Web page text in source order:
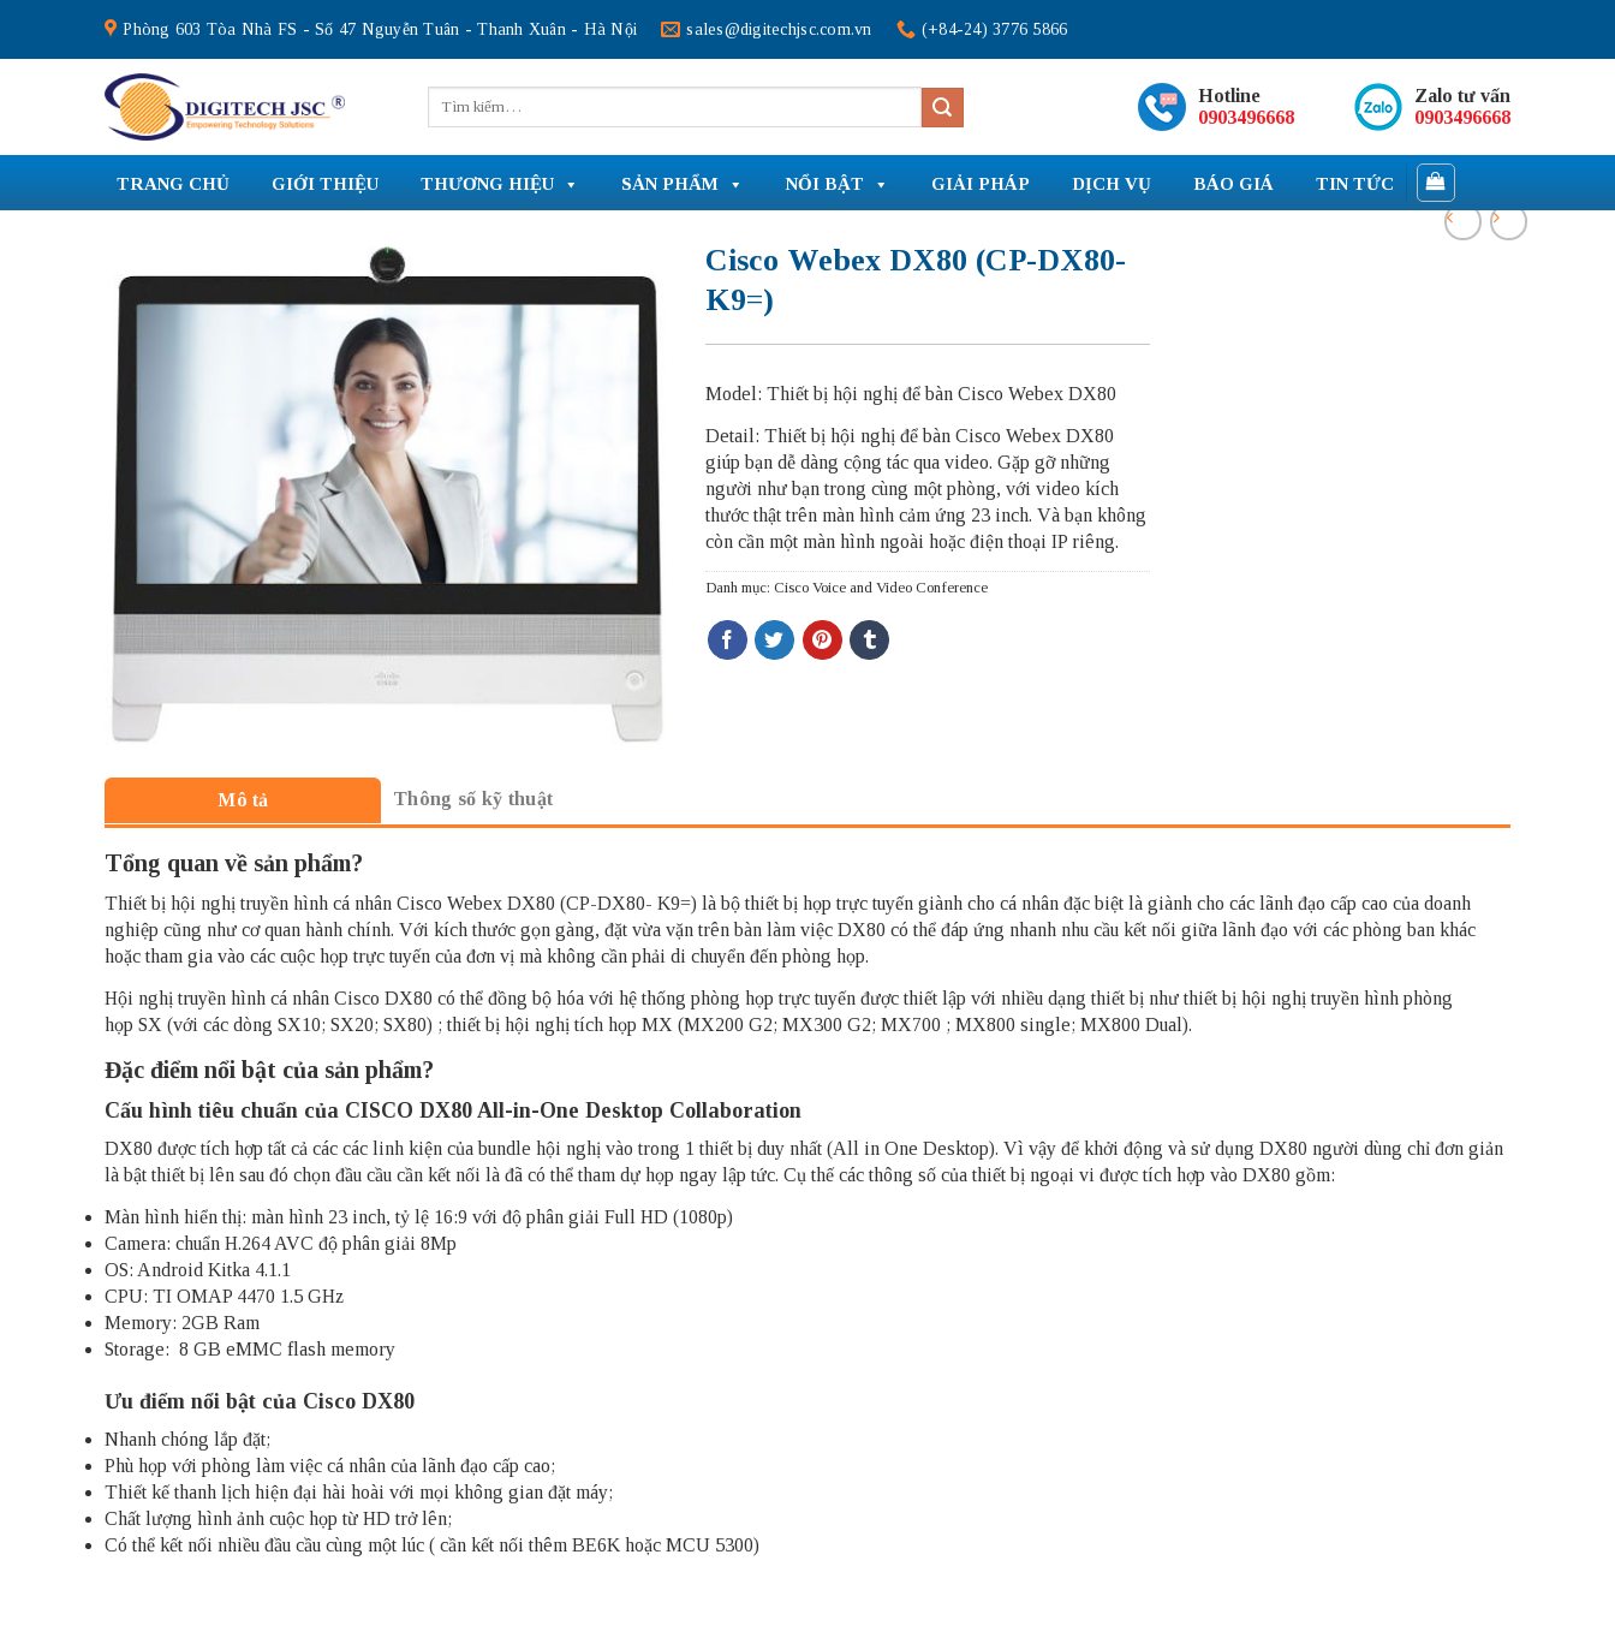
content
Phòng 603 Tòa Nhà FS - Số 47 Nguyễn Tuân - Thanh Xuân - Hà Nội sales@digitechjsc.com.vn (+84-24) 3776 5866
kiếm:
Hotline
0903496668
Zalo tư vấn
0903496668
TRANG CHỦ GIỚI THIỆU THƯƠNG HIỆU SẢN PHẨM NỔI BẬT GIẢI PHÁP DỊCH VỤ BÁO GIÁ TIN TỨC
Cisco Webex DX80 (CP-DX80-
K9=)
Model: Thiết bị hội nghị để bàn Cisco Webex DX80
Detail: Thiết bị hội nghị để bàn Cisco Webex DX80
giúp bạn dễ dàng cộng tác qua video. Gặp gỡ những
người như bạn trong cùng một phòng, với video kích
thước thật trên màn hình cảm ứng 23 inch. Và bạn không
còn cần một màn hình ngoài hoặc điện thoại IP riêng.
Danh mục: Cisco Voice and Video Conference
Mô tả Thông số kỹ thuật
Tổng quan về sản phẩm?
Thiết bị hội nghị truyền hình cá nhân Cisco Webex DX80 (CP-DX80- K9=) là bộ thiết bị họp trực tuyến giành cho cá nhân đặc biệt là giành cho các lãnh đạo cấp cao của doanh
nghiệp cũng như cơ quan hành chính. Với kích thước gọn gàng, đặt vừa vặn trên bàn làm việc DX80 có thể đáp ứng nhanh nhu cầu kết nối giữa lãnh đạo với các phòng ban khác
hoặc tham gia vào các cuộc họp trực tuyến của đơn vị mà không cần phải di chuyển đến phòng họp.
Hội nghị truyền hình cá nhân Cisco DX80 có thể đồng bộ hóa với hệ thống phòng họp trực tuyến được thiết lập với nhiều dạng thiết bị như thiết bị hội nghị truyền hình phòng
họp SX (với các dòng SX10; SX20; SX80) ; thiết bị hội nghị tích họp MX (MX200 G2; MX300 G2; MX700 ; MX800 single; MX800 Dual).
Đặc điểm nổi bật của sản phẩm?
Cấu hình tiêu chuẩn của CISCO DX80 All-in-One Desktop Collaboration
DX80 được tích hợp tất cả các các linh kiện của bundle hội nghị vào trong 1 thiết bị duy nhất (All in One Desktop). Vì vậy để khởi động và sử dụng DX80 người dùng chỉ đơn giản
là bật thiết bị lên sau đó chọn đầu cầu cần kết nối là đã có thể tham dự họp ngay lập tức. Cụ thế các thông số của thiết bị ngoại vi được tích hợp vào DX80 gồm:
Màn hình hiển thị: màn hình 23 inch, tỷ lệ 16:9 với độ phân giải Full HD (1080p)
Camera: chuẩn H.264 AVC độ phân giải 8Mp
OS: Android Kitka 4.1.1
CPU: TI OMAP 4470 1.5 GHz
Memory: 2GB Ram
Storage: 8 GB eMMC flash memory
Ưu điểm nổi bật của Cisco DX80
Nhanh chóng lắp đặt;
Phù họp với phòng làm việc cá nhân của lãnh đạo cấp cao;
Thiết kế thanh lịch hiện đại hài hoài với mọi không gian đặt máy;
Chất lượng hình ảnh cuộc họp từ HD trở lên;
Có thể kết nối nhiều đầu cầu cùng một lúc ( cần kết nối thêm BE6K hoặc MCU 5300)